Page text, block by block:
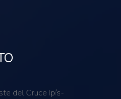
del Cruce Ipís-